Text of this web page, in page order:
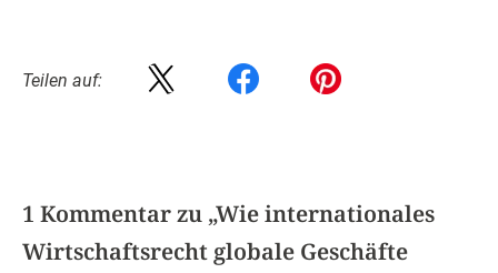
Teilen auf:
1 Kommentar zu „Wie internationales
Wirtschaftsrecht globale Geschäfte